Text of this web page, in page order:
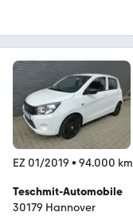
EZ 01/2019 • 94.000 km
Teschmit-Automobile
30179 Hannover